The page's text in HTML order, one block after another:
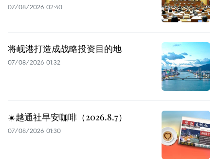
07/08/2026 02:40
将岘港打造成战略投资目的地
07/08/2026 01:32
☀️越通社早安咖啡（2026.8.7）
07/08/2026 01:30